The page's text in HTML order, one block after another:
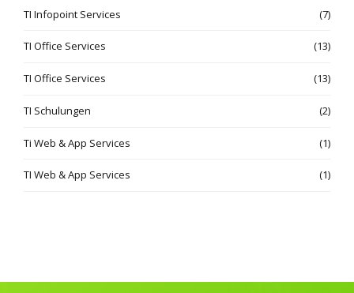
TI Infopoint Services (7)
TI Office Services (13)
TI Office Services (13)
TI Schulungen (2)
Ti Web & App Services (1)
TI Web & App Services (1)